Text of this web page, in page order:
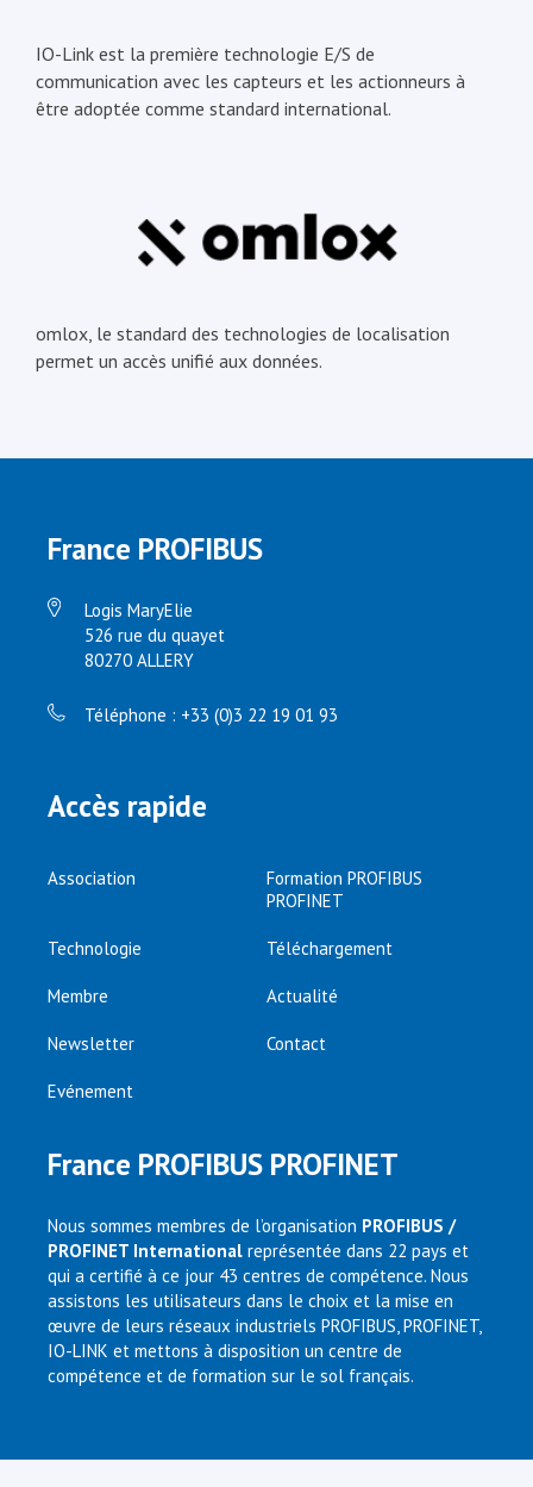
IO-Link est la première technologie E/S de
communication avec les capteurs et les actionneurs à
être adoptée comme standard international.
omlox, le standard des technologies de localisation
permet un accès unifié aux données.
France PROFIBUS
Logis MaryElie
526 rue du quayet
80270 ALLERY
Téléphone : +33 (0)3 22 19 01 93
Accès rapide
Association
Formation PROFIBUS
PROFINET
Technologie Téléchargement
Membre Actualité
Newsletter Contact
Evénement
France PROFIBUS PROFINET
Nous sommes membres de l’organisation PROFIBUS /
PROFINET International représentée dans 22 pays et
qui a certifié à ce jour 43 centres de compétence. Nous
assistons les utilisateurs dans le choix et la mise en
œuvre de leurs réseaux industriels PROFIBUS, PROFINET,
IO-LINK et mettons à disposition un centre de
compétence et de formation sur le sol français.